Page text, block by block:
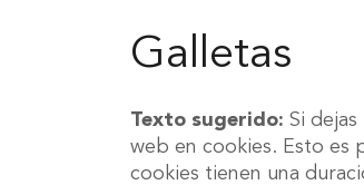
Galletas
Texto sugerido: Si
web en cookies. Esto es
cookies tienen una